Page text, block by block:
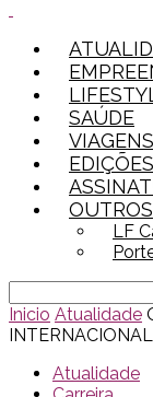
SAÚDE
VIAGENS
EDIÇÕES
OUTROS
LF
Inicio Atualidade
Atualidade